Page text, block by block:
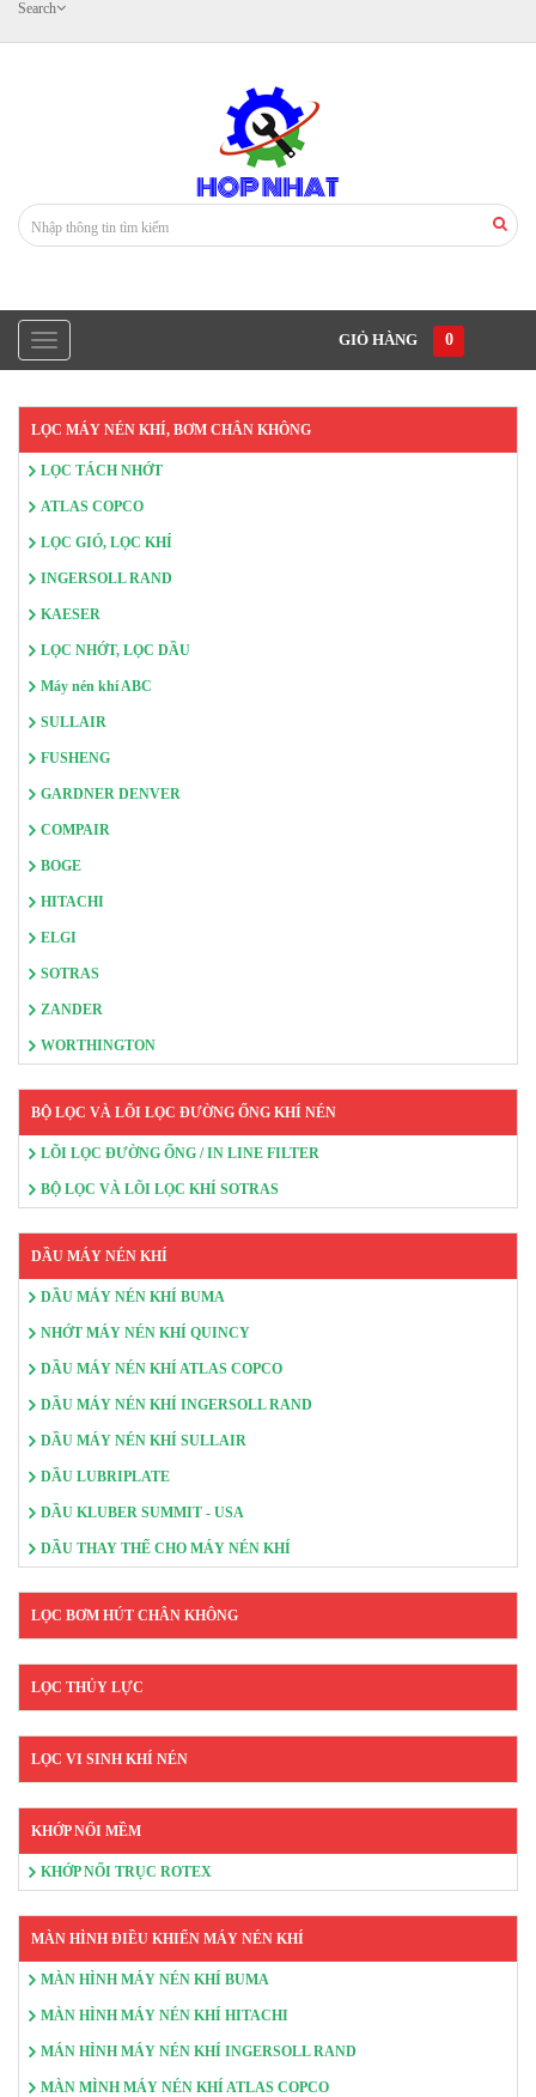
Search
GIỎ HÀNG 0
LỌC MÁY NÉN KHÍ, BƠM CHÂN KHÔNG
LỌC TÁCH NHỚT
ATLAS COPCO
LỌC GIÓ, LỌC KHÍ
INGERSOLL RAND
KAESER
LỌC NHỚT, LỌC DẦU
Máy nén khí ABC
SULLAIR
FUSHENG
GARDNER DENVER
COMPAIR
BOGE
HITACHI
ELGI
SOTRAS
ZANDER
WORTHINGTON
BỘ LỌC VÀ LÕI LỌC ĐƯỜNG ỐNG KHÍ NÉN
LÕI LỌC ĐƯỜNG ỐNG / IN LINE FILTER
BỘ LỌC VÀ LÕI LỌC KHÍ SOTRAS
DẦU MÁY NÉN KHÍ
DẦU MÁY NÉN KHÍ BUMA
NHỚT MÁY NÉN KHÍ QUINCY
DẦU MÁY NÉN KHÍ ATLAS COPCO
DẦU MÁY NÉN KHÍ INGERSOLL RAND
DẦU MÁY NÉN KHÍ SULLAIR
DẦU LUBRIPLATE
DẦU KLUBER SUMMIT - USA
DẦU THAY THẾ CHO MÁY NÉN KHÍ
LỌC BƠM HÚT CHÂN KHÔNG
LỌC THỦY LỰC
LỌC VI SINH KHÍ NÉN
KHỚP NỐI MỀM
KHỚP NỐI TRỤC ROTEX
MÀN HÌNH ĐIỀU KHIỂN MÁY NÉN KHÍ
MÀN HÌNH MÁY NÉN KHÍ BUMA
MÀN HÌNH MÁY NÉN KHÍ HITACHI
MÁN HÌNH MÁY NÉN KHÍ INGERSOLL RAND
MÀN MÌNH MÁY NÉN KHÍ ATLAS COPCO